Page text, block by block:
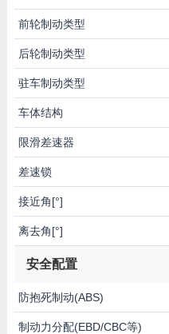
前轮制动类型
后轮制动类型
驻车制动类型
车体结构
限滑差速器
差速锁
接近角[°]
离去角[°]
安全配置
防抱死制动(ABS)
制动力分配(EBD/CBC等)